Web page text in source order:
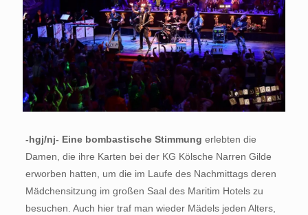
-hgj/nj- Eine bombastische Stimmung erlebten die
Damen, die ihre Karten bei der KG Kölsche Narren Gilde
erworben hatten, um die im Laufe des Nachmittags deren
Mädchensitzung im großen Saal des Maritim Hotels zu
besuchen. Auch hier traf man wieder Mädels jeden Alters,